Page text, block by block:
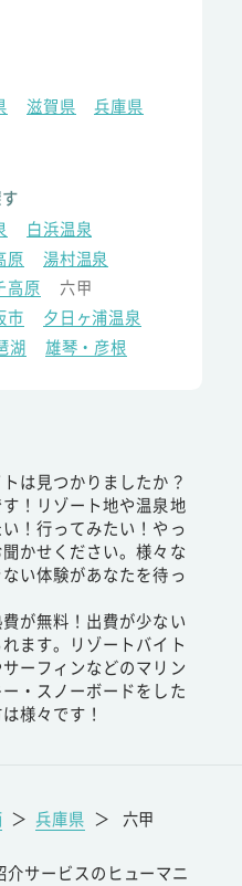
滋賀県
兵庫県
白浜温泉
原
湯村温泉
高原
六甲
市
夕日ヶ浦温泉
湖 雄琴・彦根
は見つかりましたか？
！リゾート地や温泉地
！行ってみたい！やっ
かせください。様々な
い体験があなたを待っ
が無料！出費が少ない
ます。リゾートバイト
ーフィンなどのマリン
・スノーボードをした
様々です！
＞ 兵庫県 ＞ 六甲
サービスのヒューマニ